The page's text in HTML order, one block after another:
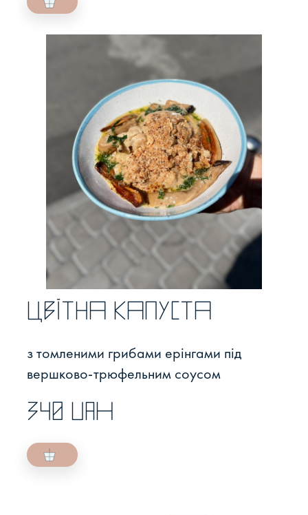
Цвітна капуста
з томленими грибами ерінгами під
вершково-трюфельним соусом
340 UAH